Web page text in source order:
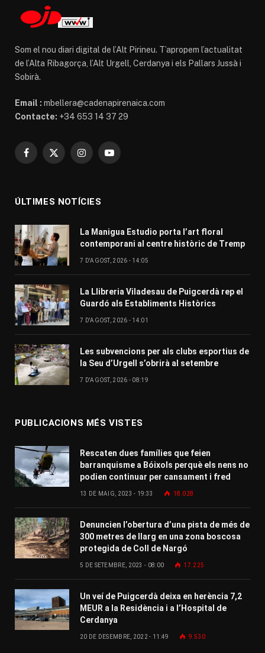
Som el nou diari digital de l’Alt Pirineu. T’apropem l’actualitat
de l’Alta Ribagorça, l’Alt Urgell, Cerdanya i els Pallars Jussà i
Sobirà.
Email : mbellera@cadenapirenaica.com
Contacte: +34 653 14 37 29
Facebook
X
InstagramYouTube
ÚLTIMES NOTÍCIES
La Manigua Estudio porta l’art floral
contemporani al centre històric de Tremp
7 D'AGOST, 2026 - 14:05
La Llibreria Viladesau de Puigcerdà rep el
Guardó als Establiments Històrics
7 D'AGOST, 2026 - 14:01
Les subvencions per als clubs esportius de
la Seu d’Urgell s’obrirà al setembre
7 D'AGOST, 2026 - 08:19
PUBLICACIONS MÉS VISTES
Rescaten dues famílies que feien
barranquisme a Bóixols perquè els nens no
podien continuar per cansament i fred
13 DE MAIG, 2023 - 19:33 18.028
Denuncien l’obertura d’una pista de més de
300 metres de llarg en una zona boscosa
protegida de Coll de Nargó
5 DE SETEMBRE, 2023 - 08:00 17.225
Un veí de Puigcerdà deixa en herència 7,2
MEUR a la Residència i a l’Hospital de
Cerdanya
20 DE DESEMBRE, 2022 - 11:49 9.530